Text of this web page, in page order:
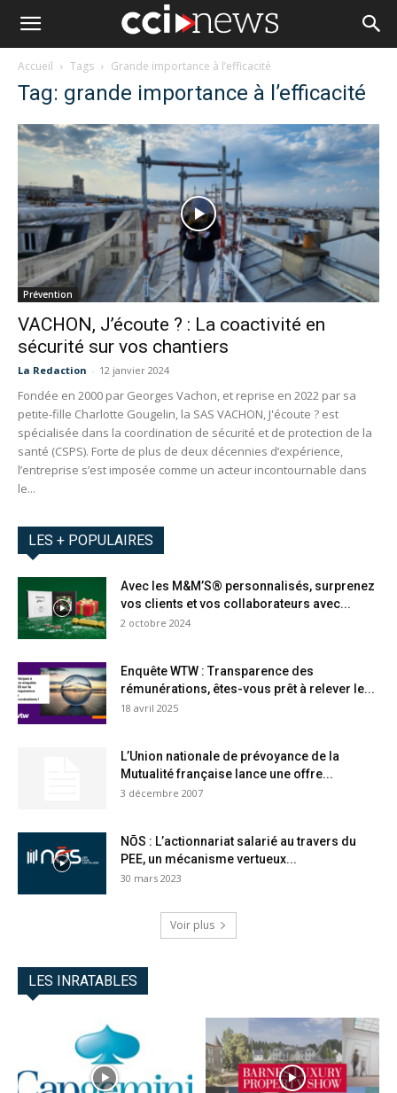
Accueil Tags Grande importance à l’efficacité
Tag: grande importance à l’efficacité
Prévention
VACHON, J’écoute ? : La coactivité en
sécurité sur vos chantiers
La Redaction - 12 janvier 2024
Fondée en 2000 par Georges Vachon, et reprise en 2022 par sa
petite-fille Charlotte Gougelin, la SAS VACHON, J'écoute ? est
spécialisée dans la coordination de sécurité et de protection de la
santé (CSPS). Forte de plus de deux décennies d’expérience,
l’entreprise s’est imposée comme un acteur incontournable dans
le...
LES + POPULAIRES
Avec les M&M’S® personnalisés, surprenez
vos clients et vos collaborateurs avec...
2 octobre 2024
Enquête WTW : Transparence des
rémunérations, êtes-vous prêt à relever le...
18 avril 2025
L’Union nationale de prévoyance de la
Mutualité française lance une offre...
3 décembre 2007
NŌS : L’actionnariat salarié au travers du
PEE, un mécanisme vertueux...
30 mars 2023
Voir plus
LES INRATABLES